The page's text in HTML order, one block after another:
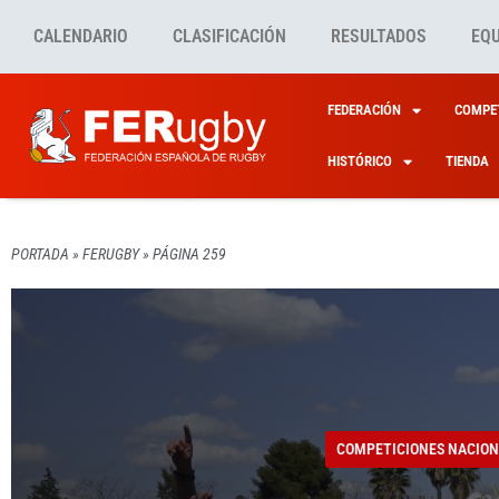
CALENDARIO CLASIFICACIÓN RESULTADOS
FEDERACIÓN
HISTÓRICO TIENDA
PORTADA » FERUGBY» PÁGINA 259
A LA
LOS
COMPETICIONES
COMPETICIONES